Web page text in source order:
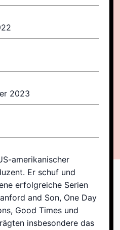
2023
amerikanischer
Er schuf und
erfolgreiche Serien
and Son, One Day
Good Times und
insbesondere das